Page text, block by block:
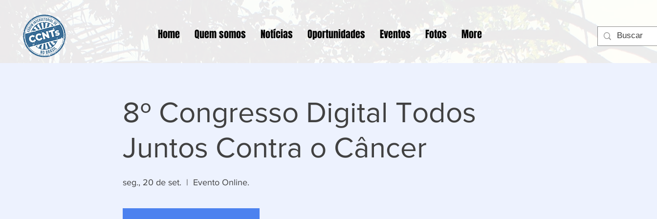
Home Quem somos Notícias Oportunidades Eventos Fotos More
8º Congresso Digital Todos
Juntos Contra o Câncer
seg., 20 de set.
  |
Evento Online.